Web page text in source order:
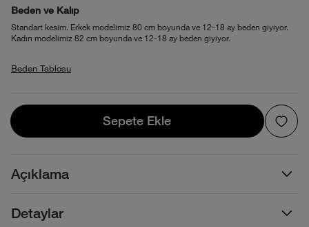
Beden ve Kalıp
Standart kesim. Erkek modelimiz 80 cm boyunda ve 12-18 ay beden giyiyor.
Kadın modelimiz 82 cm boyunda ve 12-18 ay beden giyiyor.
Beden Tablosu
Sepete Ekle
Sepete Ekle
Açıklama
Detaylar